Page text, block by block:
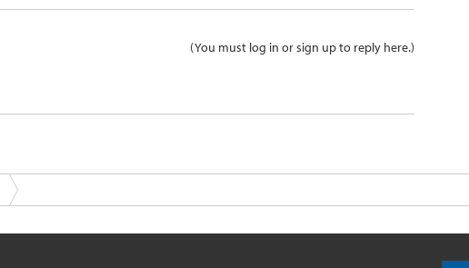
(You must log in or sign up to reply here.)